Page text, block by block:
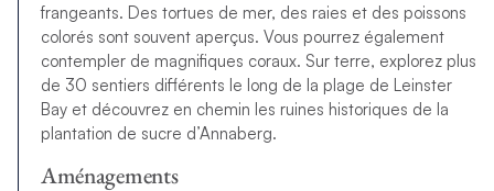
frangeants. Des tortues de mer, des raies et des poissons
colorés sont souvent aperçus. Vous pourrez également
contempler de magnifiques coraux. Sur terre, explorez plus
de 30 sentiers différents le long de la plage de Leinster
Bay et découvrez en chemin les ruines historiques de la
plantation de sucre d’Annaberg.
Aménagements